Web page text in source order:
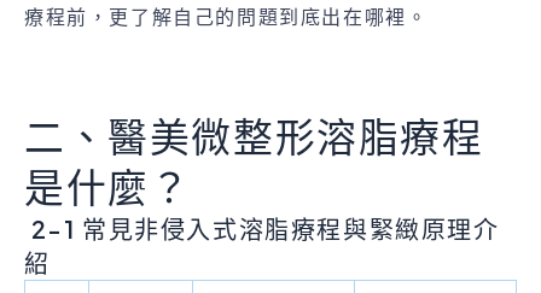
療程前，更了解自己的問題到底出在哪裡。
二、醫美微整形溶脂療程
是什麼？
2-1 常見非侵入式溶脂療程與緊緻原理介
紹